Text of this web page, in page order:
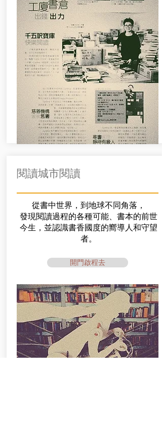
閱讀城市閱讀
從書中世界，到地球不同角落，
發現閱讀過程的各種可能、書本的前世
今生，並認識書香國度的嚮導人和守望
者。
開門啟程去